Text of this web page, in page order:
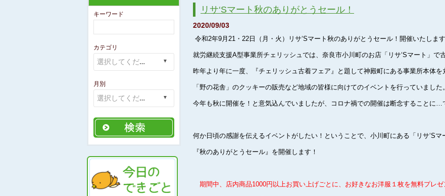
キーワード
カテゴリ
月別
リサ‘Sマート秋のありがとうセール！
2020/09/03
令和2年9月21・22日（月・火）リサ‘Sマート秋のありがとうセール！ 開催いたします
就労継続支援A型事業所チェリッシュでは、奈良市小川町のお店「リサ‘Sマート」で
昨年より年に一度、『チェリッシュ古着フェア』と題して神殿町にある事業所本体
「野の花舎」のクッキーの販売など地域の皆様に向けてのイベントを行っていました。
今年も秋に開催を！と意気込んでいましたが、コロナ禍での開催は断念することに…
何か日頃の感謝を伝えるイベントがしたい！ということで、小川町にある「リサ‘Sマ
『秋のありがとうセール』を開催します！
期間中、店内商品1000円以上お買い上げごとに、お好きなお洋服１枚を無料プレゼ